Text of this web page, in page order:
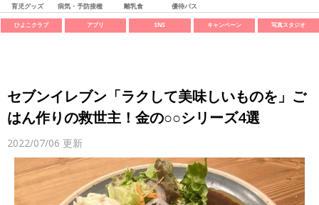
育児グッズ 病気・予防接種 離乳食 優待パス
ひよこクラブ アプリ SNS キャンペーン 写真スタジオ
セブンイレブン「ラクして美味しいものを」ご
はん作りの救世主！金の○○シリーズ4選
2022/07/06 更新